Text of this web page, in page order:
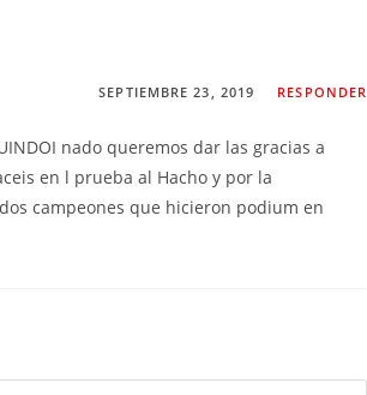
SEPTIEMBRE 23, 2019 RESPONDER
nado queremos dar las gracias a
en l prueba al Hacho y por la
campeones que hicieron podium en